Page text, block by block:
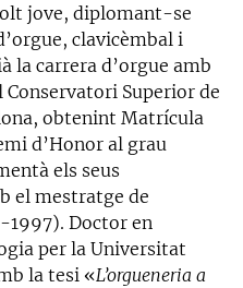
jove, diplomant-se
clavicèmbal i
la carrera d’orgue amb
Conservatori Superior de
obtenint Matrícula
d’Honor al grau
els seus
el mestratge de
Doctor en
per la Universitat
la tesi «L’orgueneria a